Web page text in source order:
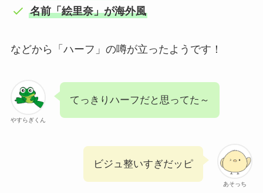
名前「絵里奈」が海外風
などから「ハーフ」の噂が立ったようです！
やすらぎくん
てっきりハーフだと思ってた～
あそっち
ビジュ整いすぎだッピ